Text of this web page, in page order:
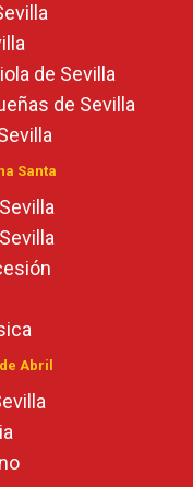
de Sevilla
de Sevilla
Santa
Abril